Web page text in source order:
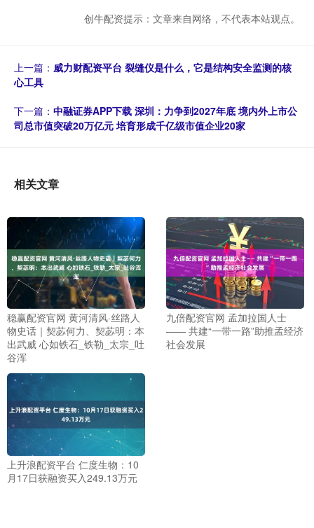
创牛配资提示：文章来自网络，不代表本站观点。
上一篇： 威力财配资平台 裂缝仪是什么，它是结构安全监测的核
心工具
下一篇： 中融证券APP下载 深圳：力争到2027年底 境内外上市公
司总市值突破20万亿元 培育形成千亿级市值企业20家
相关文章
稳赢配资官网 黄河清风·丝路人
物史话｜契苾何力、契苾明：本
出武威 心如铁石_铁勒_太宗_吐
谷浑
九倍配资官网 孟加拉国人士
—— 共建“一带一路”助推孟经济
社会发展
上升浪配资平台 仁度生物：10
月17日获融资买入249.13万元